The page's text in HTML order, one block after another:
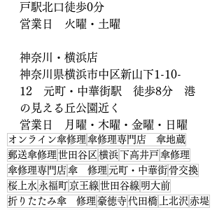
戸駅北口徒歩0分
営業日　火曜・土曜
神奈川・横浜店
神奈川県横浜市中区新山下1-10-
12　元町・中華街駅　徒歩8分　港
の見える丘公園近く
営業日　月曜・木曜・金曜・日曜
オンライン傘修理 傘修理専門店 傘地蔵
郵送傘修理 世田谷区 横浜下高井戸傘修理
傘修理専門店 傘 修理 元町・中華街骨交換
桜上水 永福町京王線 世田谷線 明大前
折りたたみ傘 修理 豪徳寺代田橋 上北沢 赤堤